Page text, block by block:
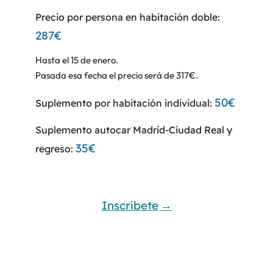
Precio por persona en habitación doble:
287€
Hasta el 15 de enero.
Pasada esa fecha el precio será de 317€.
Suplemento por habitación individual: 50€
Suplemento autocar Madrid-Ciudad Real y
regreso: 35€
Inscríbete